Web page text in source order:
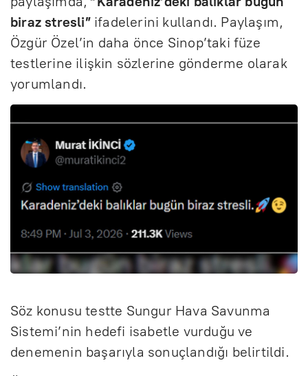
biraz stresli”ifadelerini kullandı. Paylaşım,
Özgür Özel’in daha önce Sinop’taki füze
testlerine ilişkin sözlerine gönderme olarak
yorumlandı.
Söz konusu testte Sungur Hava Savunma
Sistemi’nin hedefi isabetle vurduğu ve
denemenin başarıyla sonuçlandığı belirtildi.